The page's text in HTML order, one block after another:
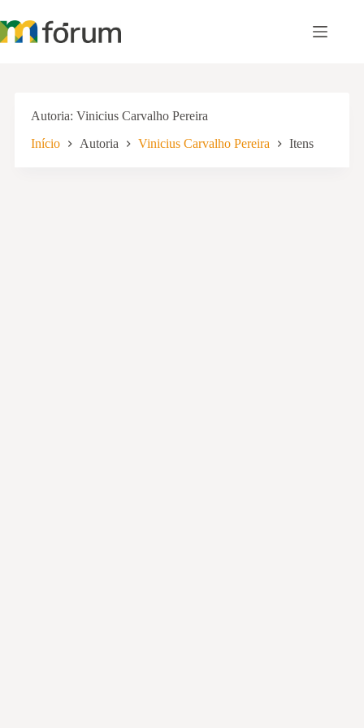
para
o
Autoria Vinicius Carvalho Pereira
Início Autoria Vinicius Carvalho Pereira Itens